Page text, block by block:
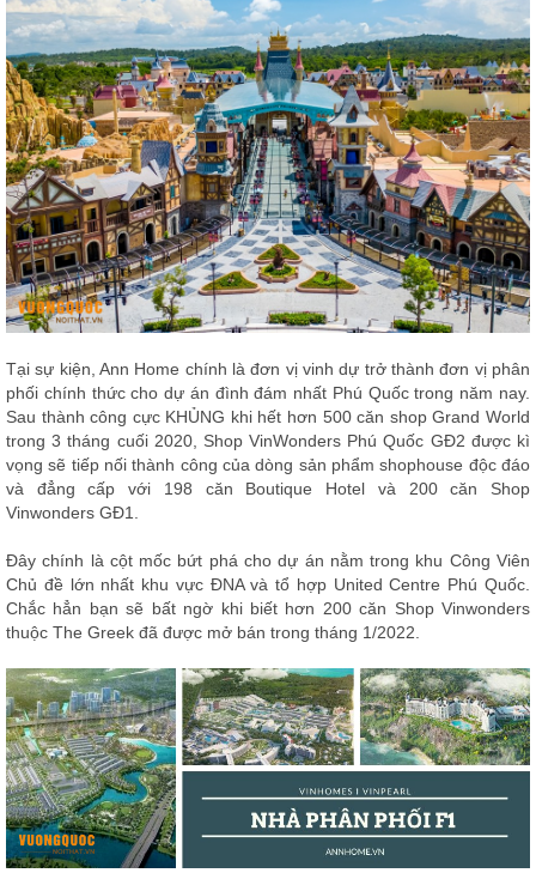
áo, bàn
trang
điểm
Nội
Thất
Phòng
Ăn
Bàn
ăn,
ghế
ăn,
kệ
bếp
Nội
Ban
Công,
Vườn
ghế
ban
công,
ghế...
Phụ
Kiện
Trang
Trí
Cây
cảnh
, đồ
trang
trí
Nội
Thất
Tại sự kiện, Ann Home chính là đơn vị vinh dự trở thành đơn vị phân
phối chính thức cho dự án đình đám nhất Phú Quốc trong năm nay.
Sau thành công cực KHỦNG khi hết hơn 500 căn shop Grand World
trong 3 tháng cuối 2020, Shop VinWonders Phú Quốc GĐ2 được kì
vọng sẽ tiếp nối thành công của dòng sản phẩm shophouse độc đáo
và đẳng cấp với 198 căn Boutique Hotel và 200 căn Shop
Vinwonders GĐ1.
Đây chính là cột mốc bứt phá cho dự án nằm trong khu Công Viên
Chủ đề lớn nhất khu vực ĐNA và tổ hợp United Centre Phú Quốc.
Chắc hẳn bạn sẽ bất ngờ khi biết hơn 200 căn Shop Vinwonders
thuộc The Greek đã được mở bán trong tháng 1/2022.